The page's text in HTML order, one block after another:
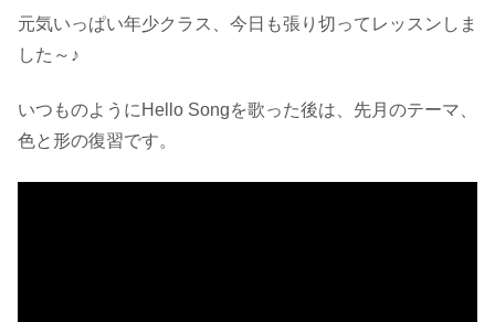
元気いっぱい年少クラス、今日も張り切ってレッスンしま
した～♪
いつものようにHello Songを歌った後は、先月のテーマ、
色と形の復習です。